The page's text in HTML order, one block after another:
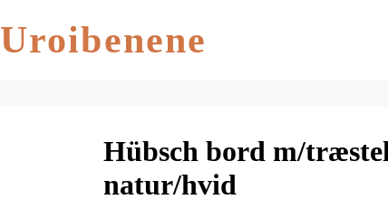
Uroibenene
Hübsch bord m/
natur/hvid